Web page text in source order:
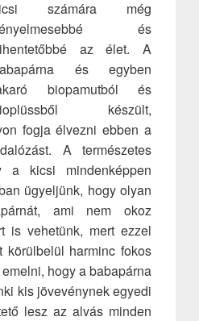
számára még
és
az élet. A
és egyben
biopamutból és
készült,
fogja élvezni ebben a
A természetes
a kicsi mindenképpen
ügyeljünk, hogy olyan
ami nem okoz
is vehetünk, mert ezzel
körülbelül harminc fokos
hogy a babapárna
kis jövevénynek egyedi
lesz az alvás minden